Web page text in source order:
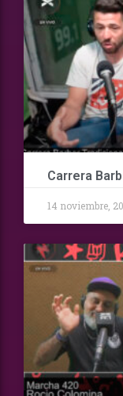
Carrera
14 noviembre,